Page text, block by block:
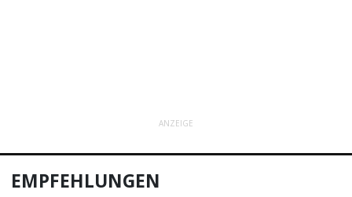
ANZEIGE
EMPFEHLUNGEN